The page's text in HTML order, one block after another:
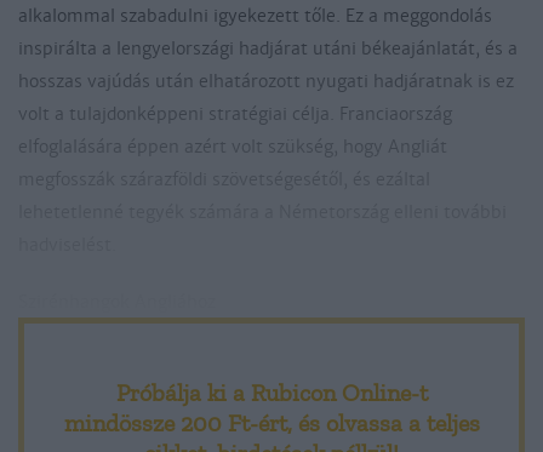
alkalommal szabadulni igyekezett tőle. Ez a meggondolás
inspirálta a lengyelországi hadjárat utáni békeajánlatát, és a
hosszas vajúdás után elhatározott nyugati hadjáratnak is ez
volt a tulajdonképpeni stratégiai célja. Franciaország
elfoglalására éppen azért volt szükség, hogy Angliát
katonai és politikai értelemben egyaránt értelmetlennek
találta. Katonai értelemben azért, mert úgy vélte, hogy a
Próbálja ki a Rubicon Online-t
mindössze 200 Ft-ért, és olvassa a teljes